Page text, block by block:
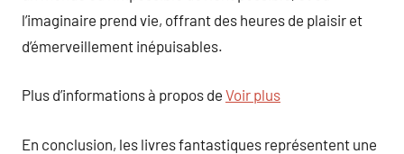
l’imaginaire prend vie, offrant des heures de plaisir et
d’émerveillement inépuisables.
Plus d’informations à propos de Voir plus
En conclusion, les livres fantastiques représentent une